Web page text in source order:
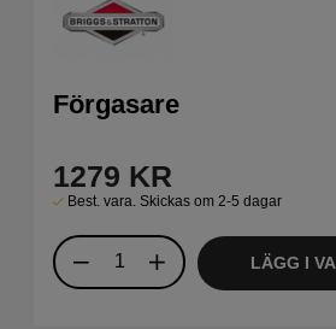
Förgasare
1279 KR
Best. vara. Skickas om 2-5 dagar
LÄGG I